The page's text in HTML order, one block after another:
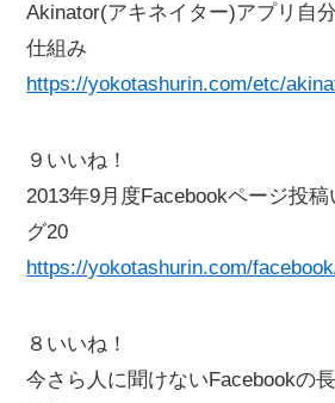
Akinator(アキネイター)アプリ自
仕組み
https://yokotashurin.com/etc/
９いいね！
2013年9月度Facebookページ投
グ20
https://yokotashurin.com/
８いいね！
今さら人に聞けないFacebookの